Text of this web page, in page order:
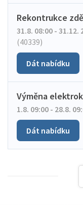
Rekontrukce
31.8. 08:00 - 31.12.
(40339)
Dát nabídku
Výměna
1.8. 09:00 - 28.8.
Dát nabídku